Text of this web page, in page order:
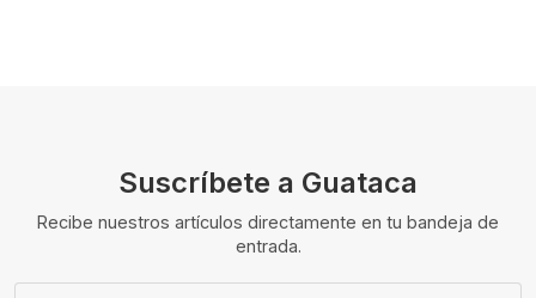
Suscríbete a Guataca
Recibe nuestros artículos directamente en tu bandeja de
entrada.